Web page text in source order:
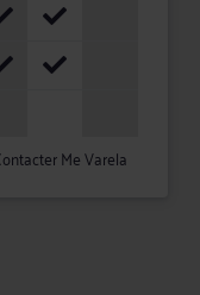
Me Varela